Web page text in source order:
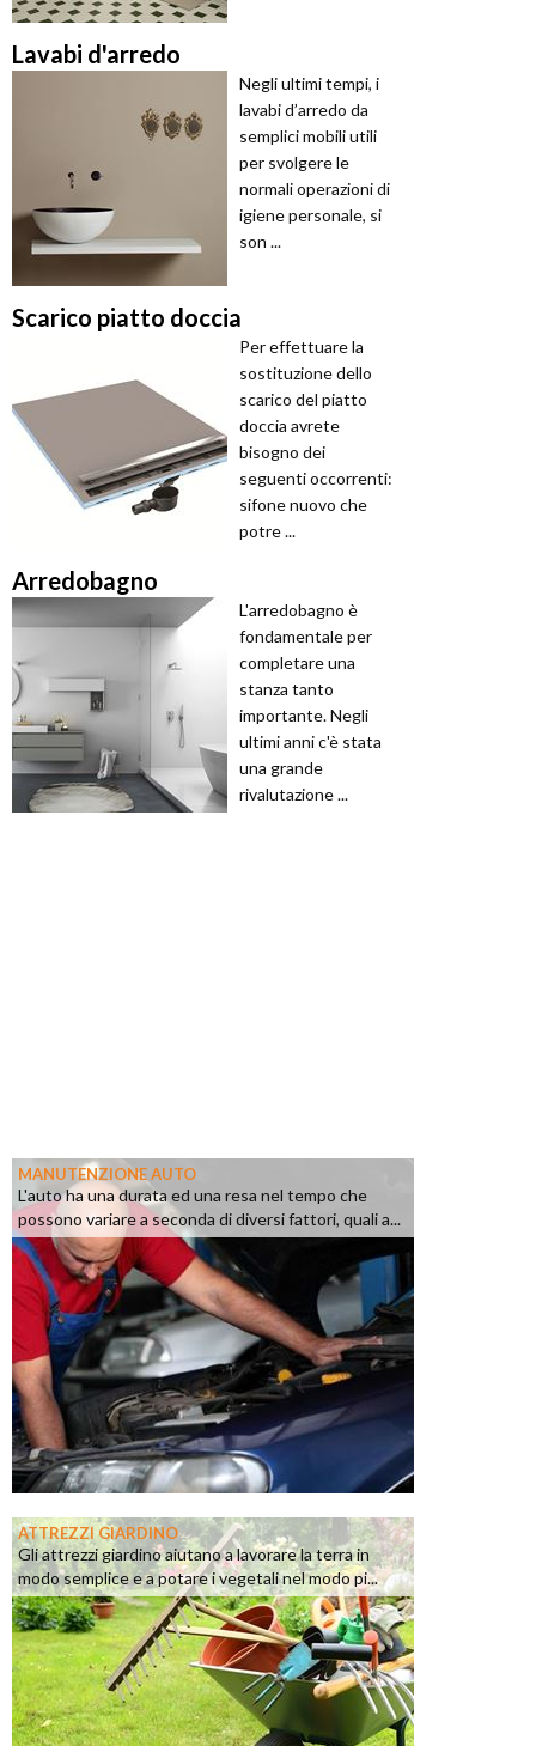
Lavabi d'arredo
Negli ultimi tempi, i
lavabi d’arredo da
semplici mobili utili
per svolgere le
normali operazioni di
igiene personale, si
son ...
Scarico piatto doccia
Per effettuare la
sostituzione dello
scarico del piatto
doccia avrete
bisogno dei
seguenti occorrenti:
sifone nuovo che
potre ...
Arredobagno
L'arredobagno è
fondamentale per
completare una
stanza tanto
importante. Negli
ultimi anni c'è stata
una grande
rivalutazione ...
MANUTENZIONE AUTO
L'auto ha una durata ed una resa nel tempo che
possono variare a seconda di diversi fattori, quali a...
ATTREZZI GIARDINO
Gli attrezzi giardino aiutano a lavorare la terra in
modo semplice e a potare i vegetali nel modo pi...